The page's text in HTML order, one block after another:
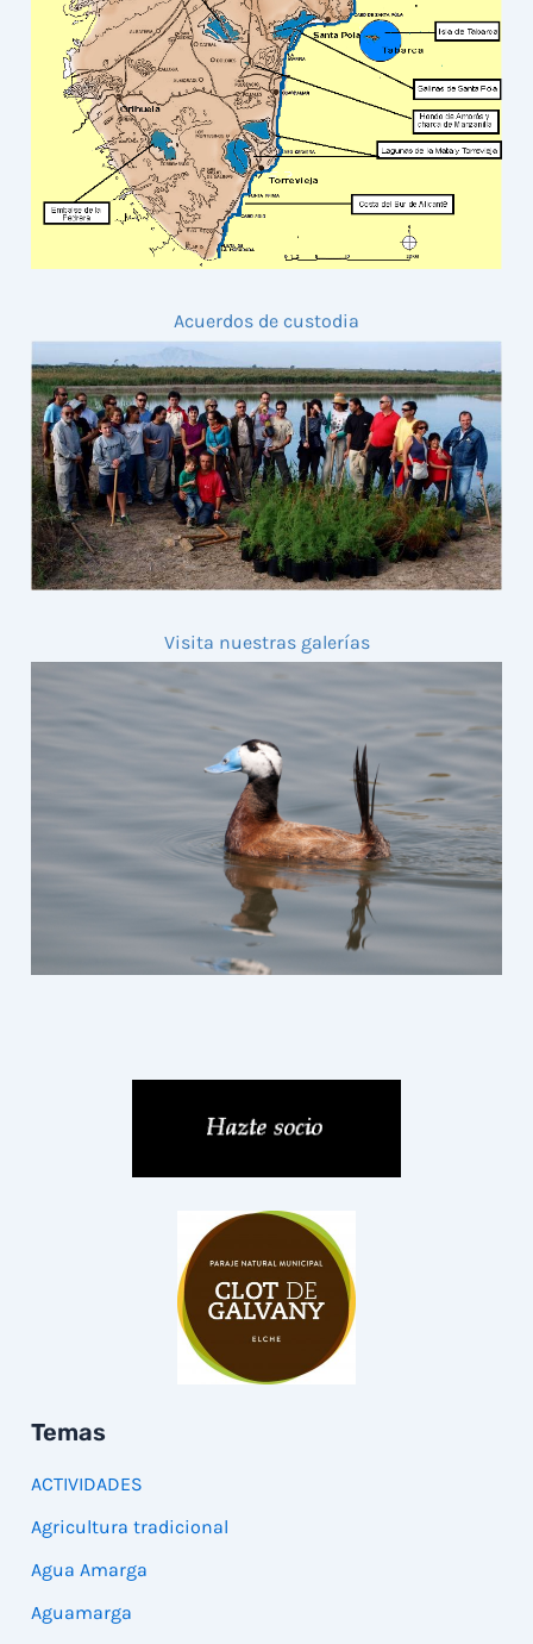
Acuerdos de custodia
Visita nuestras galerías
Temas
ACTIVIDADES
Agricultura tradicional
Agua Amarga
Aguamarga